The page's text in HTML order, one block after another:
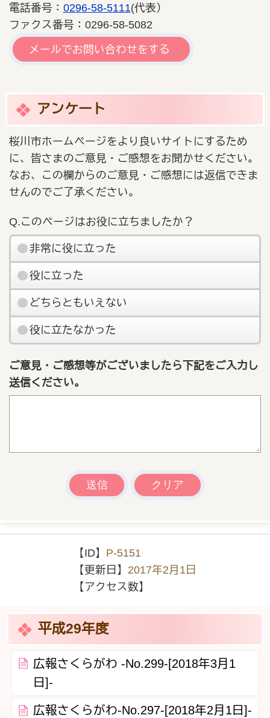
電話番号： 0296-58-5111(代表）
ファクス番号：0296-58-5082
メールでお問い合わせをする
アンケート
桜川市ホームページをより良いサイトにするため
に、皆さまのご意見・ご感想をお聞かせください。
なお、この欄からのご意見・ご感想には返信できま
せんのでご了承ください。
Q.このページはお役に立ちましたか？
非常に役に立った
役に立った
どちらともいえない
役に立たなかった
ご意見・ご感想等がございましたら下記をご入力し
送信ください。
【ID】 P-5151
【更新日】 2017年2月1日
【アクセス数】
平成29年度
広報さくらがわ -No.299-[2018年3月1
日]-
広報さくらがわ-No.297-[2018年2月1日]-